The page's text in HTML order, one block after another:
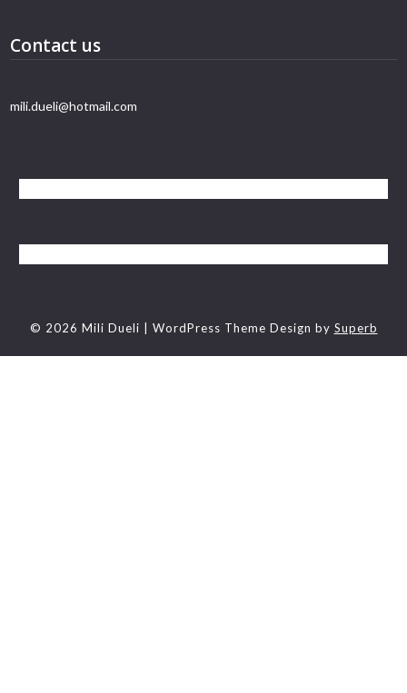
Contact us
mili.dueli@hotmail.com
© 2026 Mili Dueli | WordPress Theme Design by Superb